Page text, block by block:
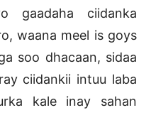
gaadaha ciidanka
waana meel is goys
soo dhacaan, sidaa
ciidankii intuu laba
kale inay sahan